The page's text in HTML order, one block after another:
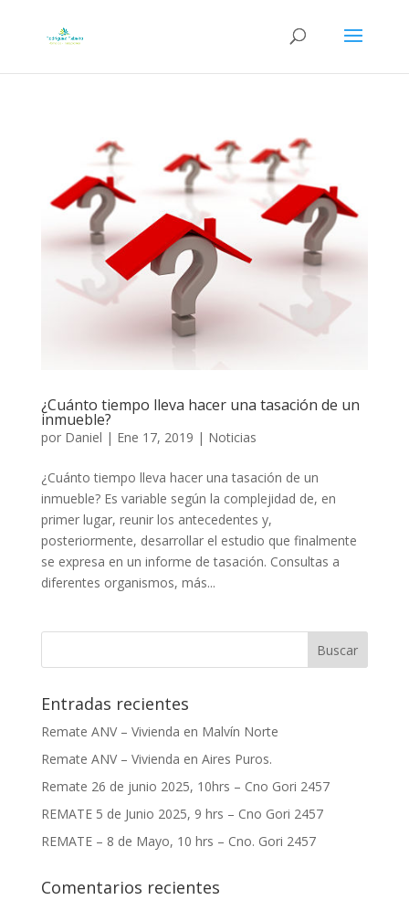
¿Cuánto tiempo lleva hacer una tasación de un
inmueble?
por Daniel | Ene 17, 2019 | Noticias
¿Cuánto tiempo lleva hacer una tasación de un
inmueble? Es variable según la complejidad de, en
primer lugar, reunir los antecedentes y,
posteriormente, desarrollar el estudio que finalmente
se expresa en un informe de tasación. Consultas a
diferentes organismos, más...
Entradas recientes
Remate ANV – Vivienda en Malvín Norte
Remate ANV – Vivienda en Aires Puros.
Remate 26 de junio 2025, 10hrs – Cno Gori 2457
REMATE 5 de Junio 2025, 9 hrs – Cno Gori 2457
REMATE – 8 de Mayo, 10 hrs – Cno. Gori 2457
Comentarios recientes